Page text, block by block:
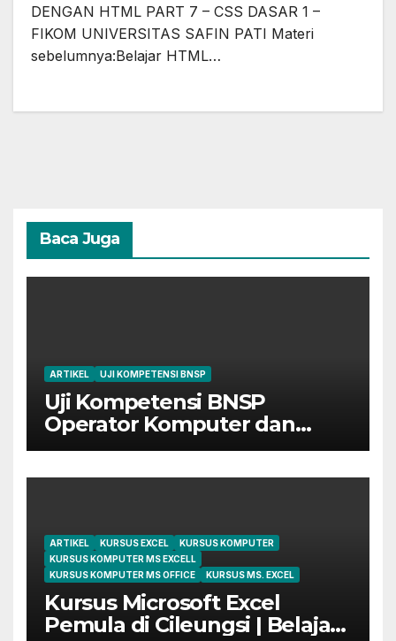
DENGAN HTML PART 7 – CSS DASAR 1 –
FIKOM UNIVERSITAS SAFIN PATI Materi
sebelumnya:Belajar HTML…
Baca Juga
ARTIKEL UJI KOMPETENSI BNSP
Uji Kompetensi BNSP
Operator Komputer dan
Digital Marketing di Bekasi
ARTIKEL KURSUS EXCEL
KURSUS KOMPUTER
KURSUS KOMPUTER MS EXCELL
KURSUS KOMPUTER MS OFFICE
KURSUS MS. EXCEL
Kursus Microsoft Excel
Pemula di Cileungsi | Belajar